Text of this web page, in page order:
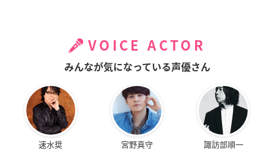
VOICE ACTOR
みんなが気になっている声優さん
速水奨 宮野真守 諏訪部順一